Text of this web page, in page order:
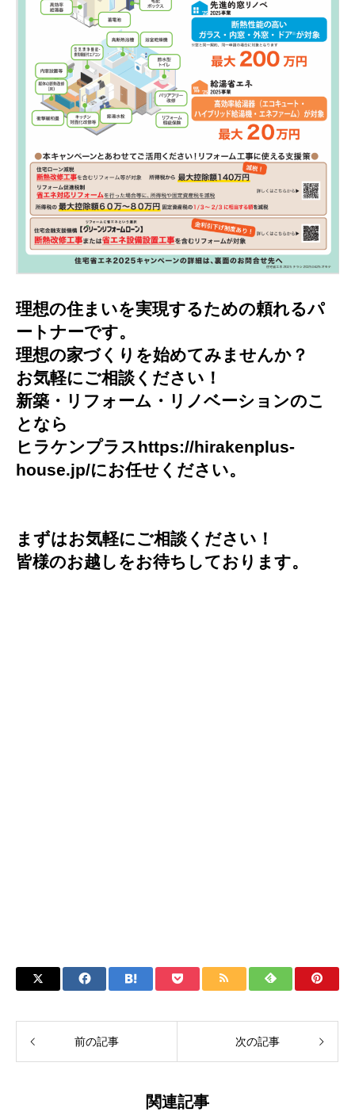
理想の住まいを実現するための頼れるパ
ートナーです。
理想の家づくりを始めてみませんか？
お気軽にご相談ください ！
新築・リフォーム・リノベーションのこ
となら
ヒラケンプラスhttps://hirakenplus-
house.jp/にお任せください。
まずはお気軽にご相談ください！
皆様のお越しをお待ちしております。
前の記事 次の記事
関連記事